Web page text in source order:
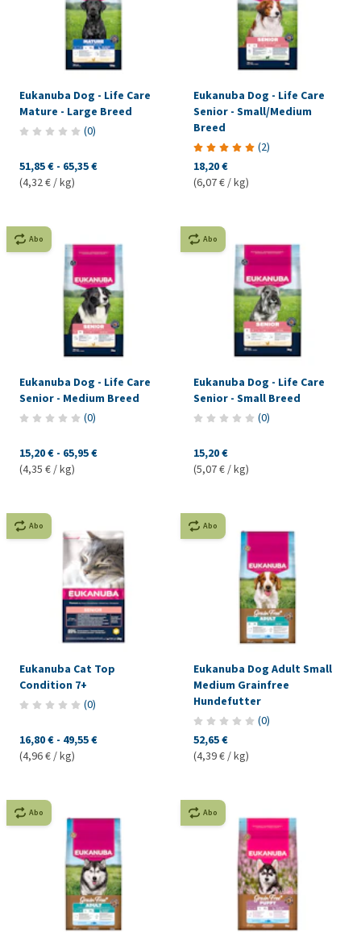
Eukanuba Dog - Life Care
Mature - Large Breed
(0)
51,85 € - 65,35 €
(4,32 € / kg)
Eukanuba Dog - Life Care
Senior - Small/Medium
Breed
(2)
18,20 €
(6,07 € / kg)
Abo
Eukanuba Dog - Life Care
Senior - Medium Breed
(0)
15,20 € - 65,95 €
(4,35 € / kg)
Abo
Eukanuba Dog - Life Care
Senior - Small Breed
(0)
15,20 €
(5,07 € / kg)
Abo
Eukanuba Cat Top
Condition 7+
(0)
16,80 € - 49,55 €
(4,96 € / kg)
Abo
Eukanuba Dog Adult Small
Medium Grainfree
Hundefutter
(0)
52,65 €
(4,39 € / kg)
Abo Abo